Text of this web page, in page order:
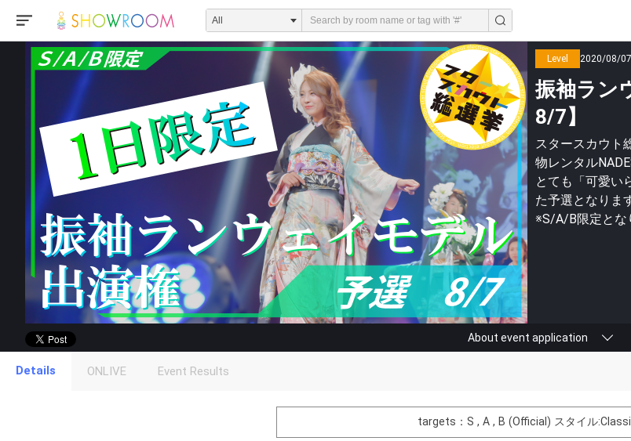
Level 2020/08/
振袖ラン
8/7】
スタースカウト
物レンタル
とても「可愛い
た予選となりま
※S/A/B限定とな
About event application
Level Points
Event Begins!
Details ONLIVE Event Results
targets：S , A , B (Official) スタイル